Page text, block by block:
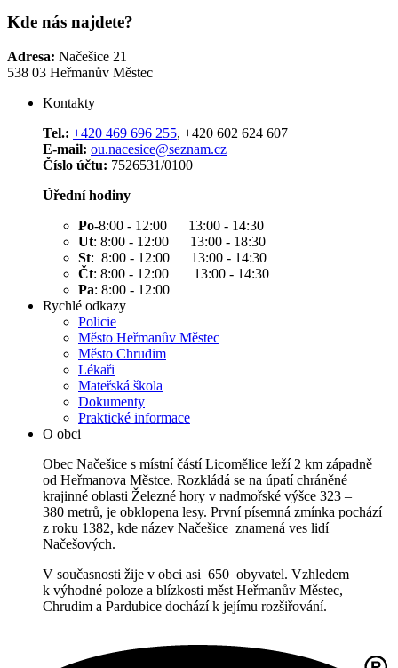
Kde nás najdete?
Adresa: Načešice 21
538 03 Heřmanův Městec
Kontakty
Tel.: +420 469 696 255, +420 602 624 607
E-mail: ou.nacesice@seznam.cz
Číslo účtu: 7526531/0100
Úřední hodiny
Po-8:00 - 12:00 13:00 - 14:30
Ut: 8:00 - 12:00 13:00 - 18:30
St: 8:00 - 12:00 13:00 - 14:30
Čt: 8:00 - 12:00 13:00 - 14:30
Pa: 8:00 - 12:00
Rychlé odkazy
Policie
Město Heřmanův Městec
Město Chrudim
Lékaři
Mateřská škola
Dokumenty
Praktické informace
O obci
Obec Načešice s místní částí Licomělice leží 2 km západně
od Heřmanova Městce. Rozkládá se na úpatí chráněné
krajinné oblasti Železné hory v nadmořské výšce 323 –
380 metrů, je obklopena lesy. První písemná zmínka pochází
z roku 1382, kde název Načešice znamená ves lidí
Načešových.
V současnosti žije v obci asi 650 obyvatel. Vzhledem
k výhodné poloze a blízkosti měst Heřmanův Městec,
Chrudim a Pardubice dochází k jejímu rozšiřování.